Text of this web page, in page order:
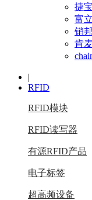
捷
富
销
肯
|
RFID
RFID模块
RFID读写器
有源RFID产品
电子标签
超高频设备